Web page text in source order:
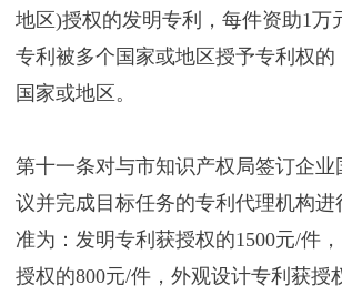
地区)授权的发明专利，每件资助1万
专利被多个国家或地区授予专利权的
国家或地区。
第十一条对与市知识产权局签订企
议并完成目标任务的专利代理机构
准为：发明专利获授权的1500元/件
授权的800元/件，外观设计专利获授